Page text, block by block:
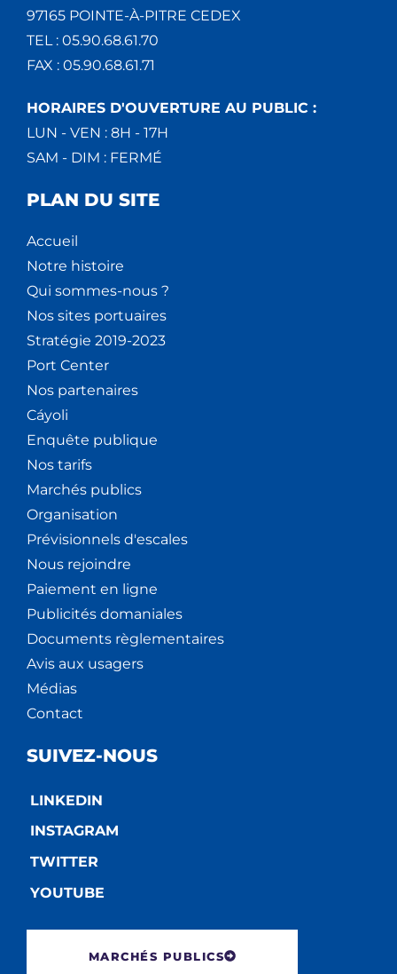
97165 POINTE-À-PITRE CEDEX
TEL : 05.90.68.61.70
FAX : 05.90.68.61.71
HORAIRES D'OUVERTURE AU PUBLIC :
LUN - VEN : 8H - 17H
SAM - DIM : FERMÉ
PLAN DU SITE
Accueil
Notre histoire
Qui sommes-nous ?
Nos sites portuaires
Stratégie 2019-2023
Port Center
Nos partenaires
Cáyoli
Enquête publique
Nos tarifs
Marchés publics
Organisation
Prévisionnels d'escales
Nous rejoindre
Paiement en ligne
Publicités domaniales
Documents règlementaires
Avis aux usagers
Médias
Contact
SUIVEZ-NOUS
LINKEDIN
INSTAGRAM
TWITTER
YOUTUBE
MARCHÉS PUBLICS